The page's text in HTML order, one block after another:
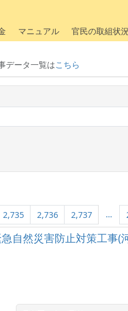
マニュアル 官民の取組状
データ一覧はこちら
2,735 2,736 2,737 …
自然災害防止対策工事(